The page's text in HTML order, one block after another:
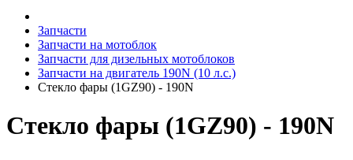
Запчасти
Запчасти на мотоблок
Запчасти для дизельных мотоблоков
Запчасти на двигатель 190N (10 л.с.)
Стекло фары (1GZ90) - 190N
Стекло фары (1GZ90) - 190N